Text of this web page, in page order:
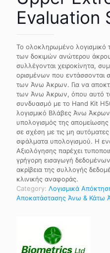
Evaluation
Το ολοκληρωμένο λογισμικό
των δοκιμών ανώτερου
συλλέγονται χειροκίνητα,
ορισμένων που εντάσσονται
των Άνω Άκρων. Για να
των Άνω Άκρων, όπου αυτό το
συνδυασμό με το Hand Kit
λογισμικό Βλάβες Άνω
υπολογισμός της
σε σχέση με τις μη
σφάλματα υπολογισμού. Η
Αξιολόγησης παρέχει
γρήγορη εισαγωγή
ακρίβεια της συλλογής
κλινικής αναφοράς.
Category: Λογισμικά
Αποκατάστασης Άνω & Κάτω